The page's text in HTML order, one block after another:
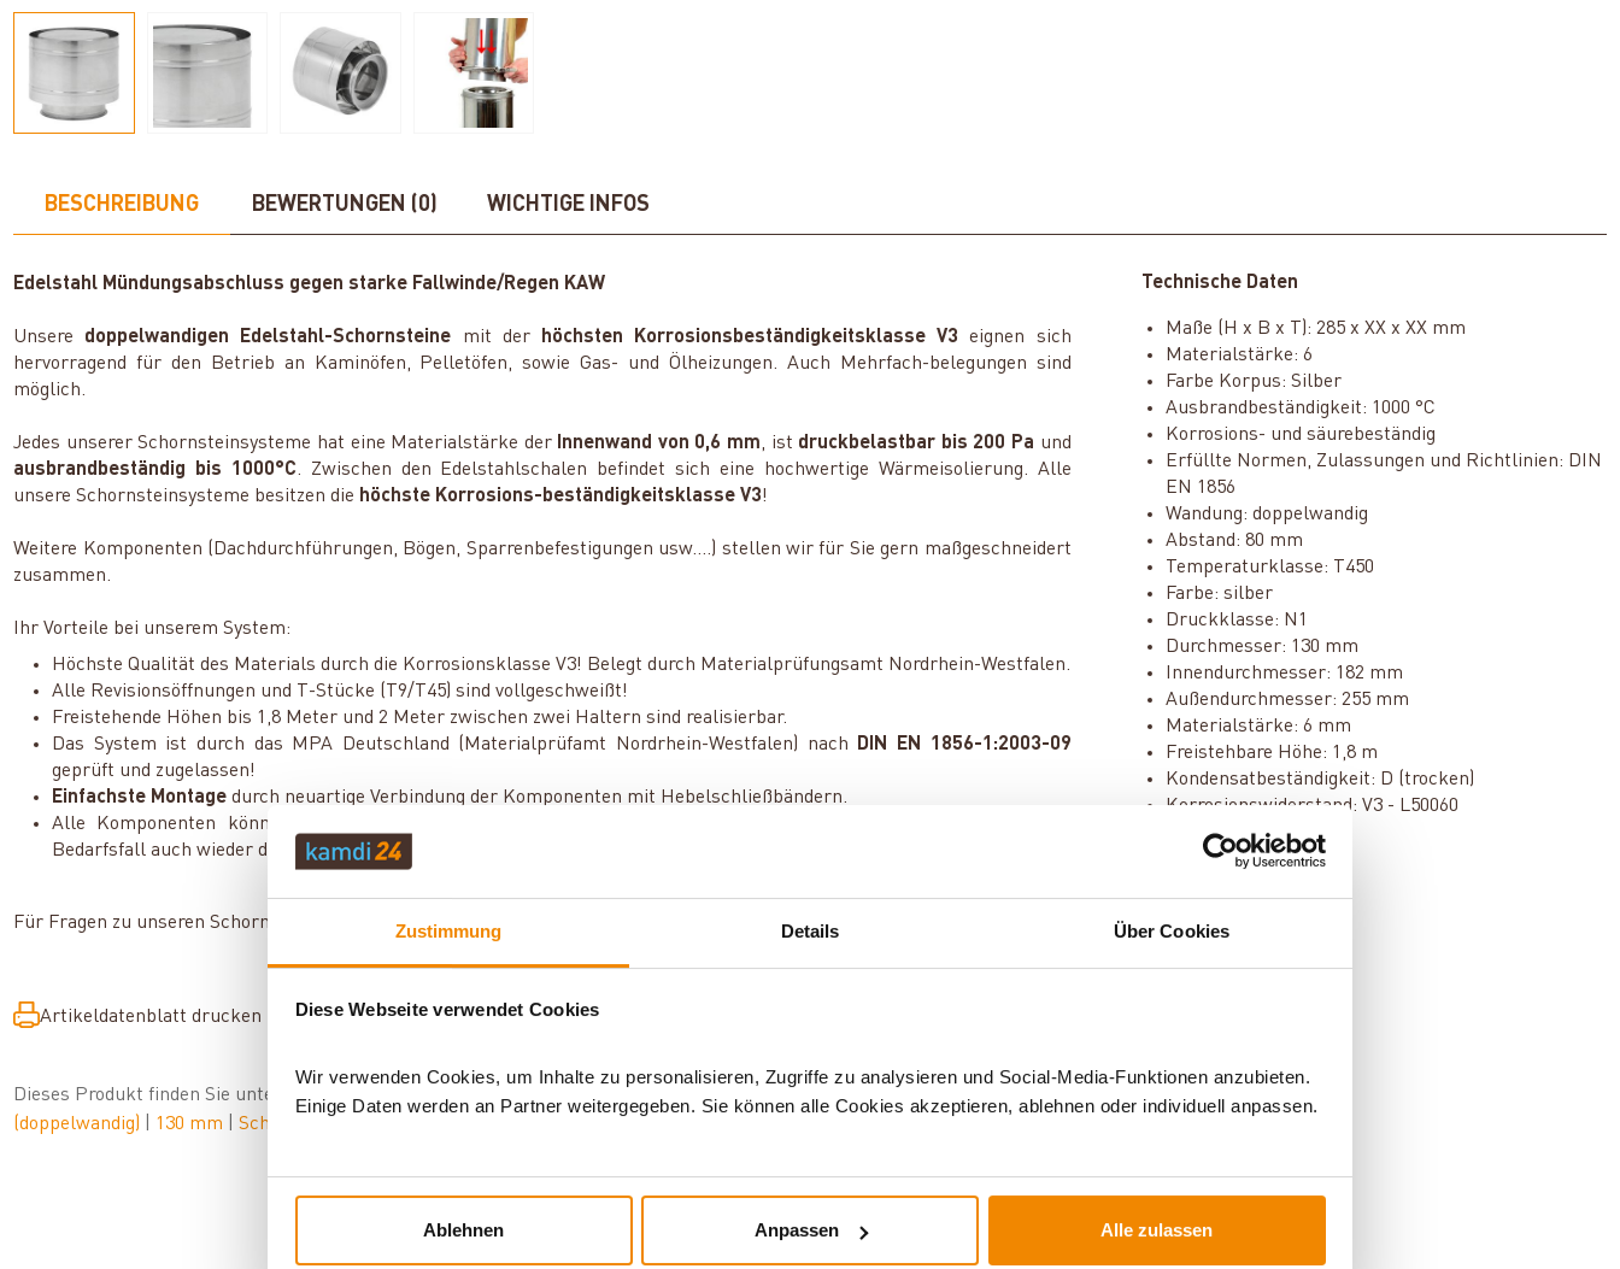
Zustimmung Details Über Cookies
Diese Webseite verwendet Cookies
Wir verwenden Cookies, um Inhalte zu personalisieren, Zugriffe zu analysieren und Social-Media-Funktionen anzubieten.
Einige Daten werden an Partner weitergegeben. Sie können alle Cookies akzeptieren, ablehnen oder individuell anpassen.
Ablehnen Anpassen Alle zulassen
BESCHREIBUNG BEWERTUNGEN (0) WICHTIGE INFOS
Edelstahl Mündungsabschluss gegen starke Fallwinde/Regen KAW
Unsere doppelwandigen Edelstahl-Schornsteine mit der höchsten Korrosionsbeständigkeitsklasse V3 eignen sich
hervorragend für den Betrieb an Kaminöfen, Pelletöfen, sowie Gas- und Ölheizungen. Auch Mehrfach-belegungen sind
möglich.
Jedes unserer Schornsteinsysteme hat eine Materialstärke der Innenwand von 0,6 mm, ist druckbelastbar bis 200 Pa und
ausbrandbeständig bis 1000°C. Zwischen den Edelstahlschalen befindet sich eine hochwertige Wärmeisolierung. Alle
unsere Schornsteinsysteme besitzen die höchste Korrosions-beständigkeitsklasse V3!
Weitere Komponenten (Dachdurchführungen, Bögen, Sparrenbefestigungen usw....) stellen wir für Sie gern maßgeschneidert
zusammen.
Ihr Vorteile bei unserem System:
Höchste Qualität des Materials durch die Korrosionsklasse V3! Belegt durch Materialprüfungsamt Nordrhein-Westfalen.
Alle Revisionsöffnungen und T-Stücke (T9/T45) sind vollgeschweißt!
Freistehende Höhen bis 1,8 Meter und 2 Meter zwischen zwei Haltern sind realisierbar.
Das System ist durch das MPA Deutschland (Materialprüfamt Nordrhein-Westfalen) nach
DIN EN 1856-1:2003-09
geprüft und zugelassen!
Einfachste Montage durch neuartige Verbindung der Komponenten mit Hebelschließbändern.
Alle Komponenten können
Bedarfsfall auch wieder demontiert werden.
Für Fragen zu unseren Schornsteinsystemen vonOpsinox 0351-25930011
Technische Daten
Maße (H x B x T): 285 x XX x XX mm
Materialstärke: 6
Farbe Korpus: Silber
Ausbrandbeständigkeit: 1000 °C
Korrosions- und säurebeständig
Erfüllte Normen, Zulassungen und Richtlinien: DIN
EN 1856
Wandung: doppelwandig
Abstand: 80 mm
Temperaturklasse: T450
Farbe: silber
Druckklasse: N1
Durchmesser: 130 mm
Innendurchmesser: 182 mm
Außendurchmesser: 255 mm
Materialstärke: 6 mm
Freistehbare Höhe: 1,8 m
Kondensatbeständigkeit: D (trocken)
Korrosionswiderstand: V3 - L50060
Artikeldatenblatt drucken Frage zum Artikel
Dieses Produkt finden Sie unter: Kaminzubehör
Einzelkomponente
(doppelwandig)
130 mm |Schornsteine